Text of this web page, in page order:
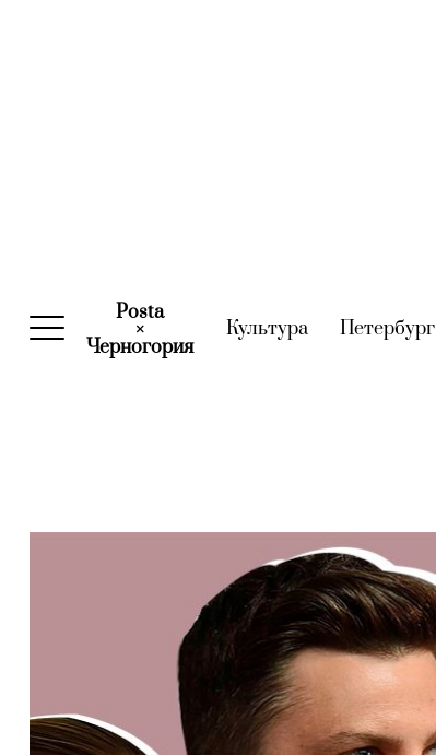
Posta
×
Черногория(current)
Культура(current)
Петербург